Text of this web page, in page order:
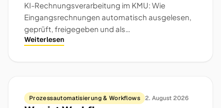
KI-Rechnungsverarbeitung im KMU: Wie
Eingangsrechnungen automatisch ausgelesen,
geprüft, freigegeben und als
Buchungsvorschlag übergeben werden.
Weiterlesen
Prozessautomatisierung & Workflows 2. August 2026